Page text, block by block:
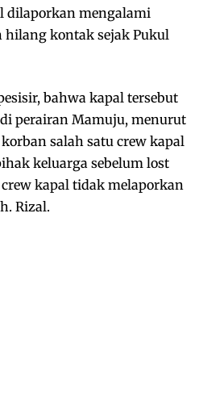
dilaporkan mengalami
hilang kontak sejak Pukul
bahwa kapal tersebut
perairan Mamuju, menurut
salah satu crew kapal
keluarga sebelum lost
kapal tidak melaporkan
Rizal.